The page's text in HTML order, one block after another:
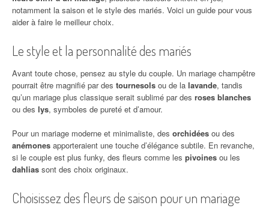
notamment la saison et le style des mariés. Voici un guide pour vous
aider à faire le meilleur choix.
Le style et la personnalité des mariés
Avant toute chose, pensez au style du couple. Un mariage champêtre
pourrait être magnifié par des tournesols ou de la lavande, tandis
qu’un mariage plus classique serait sublimé par des roses blanches
ou des lys, symboles de pureté et d’amour.
Pour un mariage moderne et minimaliste, des orchidées ou des
anémones apporteraient une touche d’élégance subtile. En revanche,
si le couple est plus funky, des fleurs comme les pivoines ou les
dahlias sont des choix originaux.
Choisissez des fleurs de saison pour un mariage